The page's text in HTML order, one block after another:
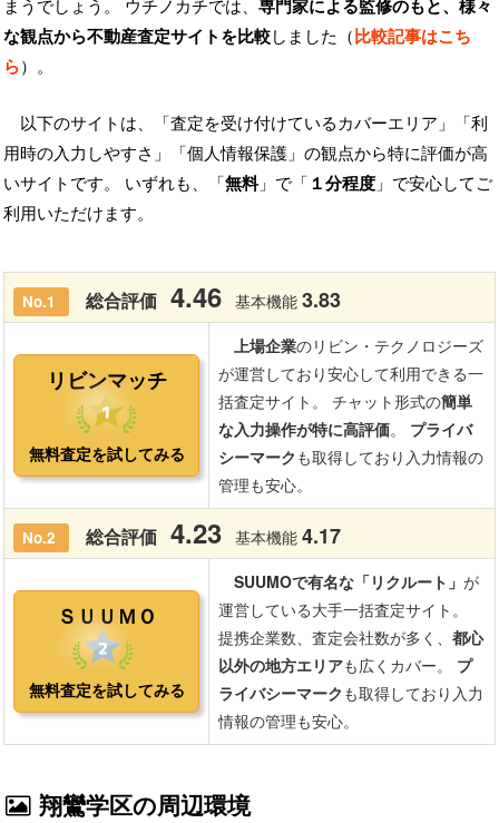
まうでしょう。 ウチノカチでは、 専門家による監修のもと、様々
な観点から不動産査定サイトを比較しました（比較記事はこち
ら）。
以下のサイトは、「査定を受け付けているカバーエリア」「利
用時の入力しやすさ」「個人情報保護」の観点から特に評価が高
いサイトです。 いずれも、「無料」で「 １分程度 」で安心してご
利用いただけます。
翔鸞学区の周辺環境